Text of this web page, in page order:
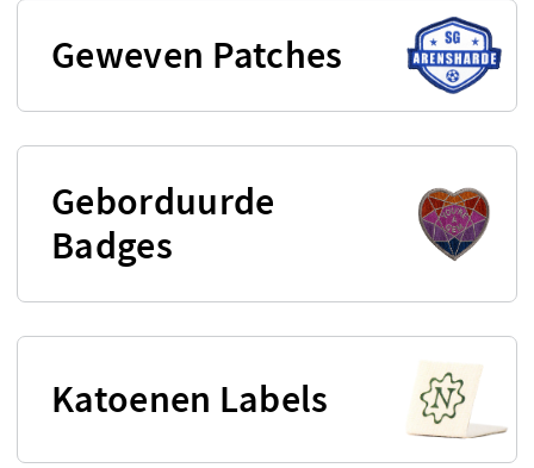
Geweven Patches
Geborduurde
Badges
Katoenen Labels